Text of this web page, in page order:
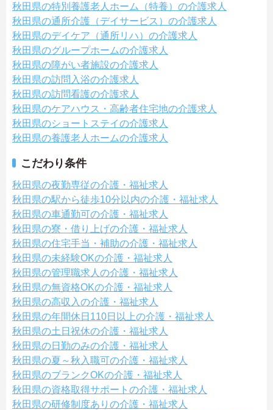
秋田県の特別養護老人ホーム（特養）の介護求人
秋田県の通所介護（デイサービス）の介護求人
秋田県のデイケア（通所リハ）の介護求人
秋田県のグループホームの介護求人
秋田県の障がい者施設の介護求人
秋田県の訪問入浴の介護求人
秋田県の訪問看護の介護求人
秋田県のケアハウス・高齢者住宅地の介護求人
秋田県のショートステイの介護求人
秋田県の養護老人ホームの介護求人
こだわり条件
秋田県の夜勤専従の介護・福祉求人
秋田県の駅から徒歩10分以内の介護・福祉求人
秋田県の車通勤可の介護・福祉求人
秋田県の寮・借り上げの介護・福祉求人
秋田県の住宅手当・補助の介護・福祉求人
秋田県の未経験OKの介護・福祉求人
秋田県の管理職求人の介護・福祉求人
秋田県の無資格OKの介護・福祉求人
秋田県の高収入の介護・福祉求人
秋田県の年間休日110日以上の介護・福祉求人
秋田県の土日祝休の介護・福祉求人
秋田県の日勤のみの介護・福祉求人
秋田県の夏～秋入職可の介護・福祉求人
秋田県のブランクOKの介護・福祉求人
秋田県の資格取得サポートの介護・福祉求人
秋田県の研修制度ありの介護・福祉求人